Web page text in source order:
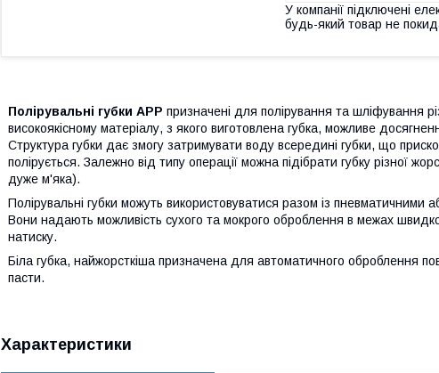
У компанії підключені
будь-який товар не
Полірувальні губки АРР призначені для полірування та шліфування
високоякісному матеріалу, з якого виготовлена губка, можливе
Структура губки дає змогу затримувати воду всередині губки, що
полірується. Залежно від типу операції можна підібрати губку різної
дуже м'яка).
Полірувальні губки можуть використовуватися разом із
Вони надають можливість сухого та мокрого оброблення в межах
натиску.
Біла губка, найжорсткіша призначена для автоматичного оброблення
пасти.
Характеристики